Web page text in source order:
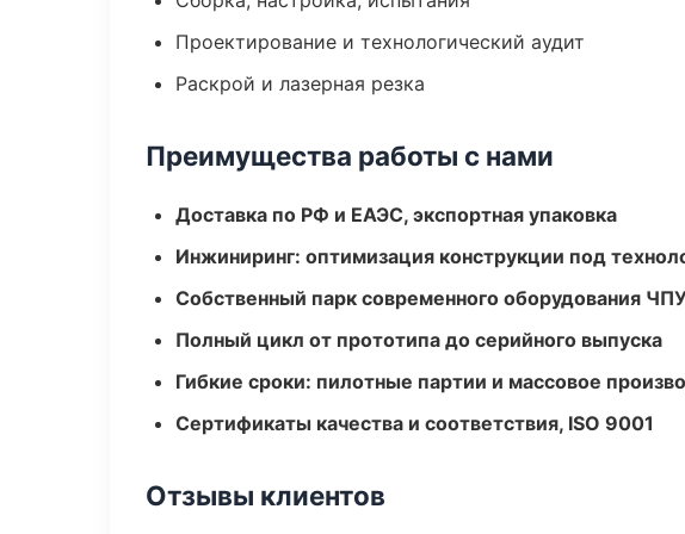
Проектирование и технологический аудит
Раскрой и лазерная резка
Преимущества работы с нами
Доставка по РФ и ЕАЭС, экспортная упаковка
Инжиниринг: оптимизация конструкции под
Собственный парк современного оборудования
Полный цикл от прототипа до серийного выпуска
Гибкие сроки: пилотные партии и массовое
Сертификаты качества и соответствия, ISO 9001
Отзывы клиентов